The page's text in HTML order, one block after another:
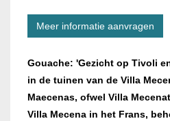
Meer informatie aanvragen
Gouache: 'Gezicht op Tivoli
in de tuinen van de Villa
Maecenas, ofwel Villa
Villa Mecena in het Frans,